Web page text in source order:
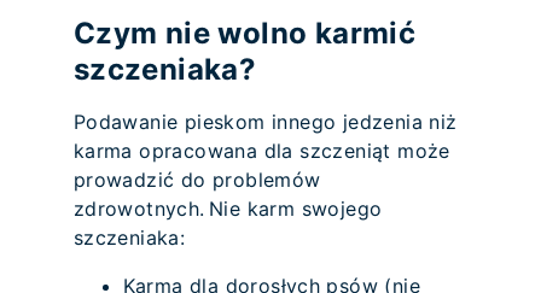
Czym nie wolno karmić
szczeniaka?
Podawanie pieskom innego jedzenia niż
karma opracowana dla szczeniąt może
prowadzić do problemów
zdrowotnych. Nie karm swojego
szczeniaka:
Karmą dla dorosłych psów (nie